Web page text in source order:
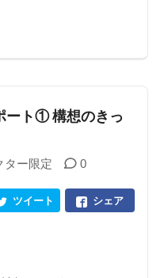
ート① 構想のきっ
ター限定 0
シェア
ツイート